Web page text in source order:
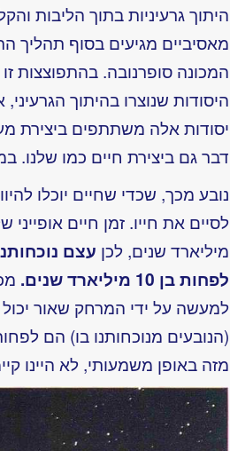
היתוך גרעיניות בתוך הליבות
מאסיביים מגיעים בסוף
המכונה סופרנובה. בהתפוצצות
יסודות אלה משתתפים ביצירת
דבר גם ביצירת חיים כמו שלנו.
נובע מכך, שכדי שחיים יוכלו
לסיים את חייו. זמן חיים
מיליארד שנים, לכן עצם
לפחות בן 10 מיליארד שנים.
למעשה על ידי המרחק שאור
מזה באופן משמעותי, לא היינו